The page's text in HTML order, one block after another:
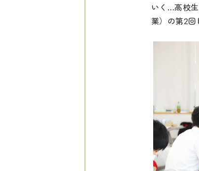
いく…高校
業）の第2